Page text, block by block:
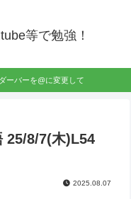
等で勉強！
ーバーを@に変更して
25/8/7(木)L54
2025.08.07